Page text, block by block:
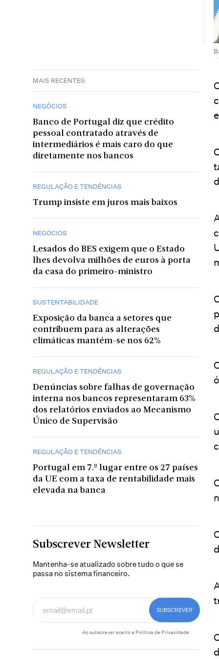
MAIS RECENTES
NEGÓCIOS
Banco de Portugal diz que crédito
pessoal contratado através de
intermediários é mais caro do que
diretamente nos bancos
REGULAÇÃO E TENDÊNCIAS
Trump insiste em juros mais baixos
NEGÓCIOS
Lesados do BES exigem que o Estado
lhes devolva milhões de euros à porta
da casa do primeiro-ministro
SUSTENTABILIDADE
Exposição da banca a setores que
contribuem para as alterações
climáticas mantém-se nos 62%
REGULAÇÃO E TENDÊNCIAS
Denúncias sobre falhas de governação
interna nos bancos representaram 63%
dos relatórios enviados ao Mecanismo
Único de Supervisão
REGULAÇÃO E TENDÊNCIAS
Portugal em 7.º lugar entre os 27 países
da UE com a taxa de rentabilidade mais
elevada na banca
Subscrever Newsletter
Mantenha-se atualizado sobre tudo o que se
passa no sistema financeiro.
Ao subscrever aceito a Política de Privacidade